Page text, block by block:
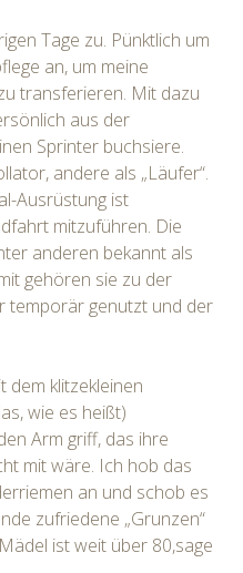
Tage zu. Pünktlich um
an, um meine
transferieren. Mit dazu
aus der
Sprinter buchsiere.
andere als „Läufer“.
Ausrüstung ist
mitzuführen. Die
anderen bekannt als
gehören sie zu der
temporär genutzt und der
dem klitzekleinen
wie es heißt)
Arm griff, das ihre
mit wäre. Ich hob das
an und schob es
zufriedene „Grunzen“
ist weit über 80,sage